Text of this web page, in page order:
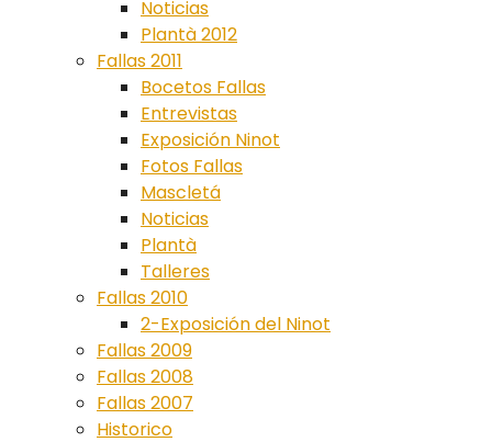
Noticias
Plantà 2012
Fallas 2011
Bocetos Fallas
Entrevistas
Exposición Ninot
Fotos Fallas
Mascletá
Noticias
Plantà
Talleres
Fallas 2010
2-Exposición del Ninot
Fallas 2009
Fallas 2008
Fallas 2007
Historico